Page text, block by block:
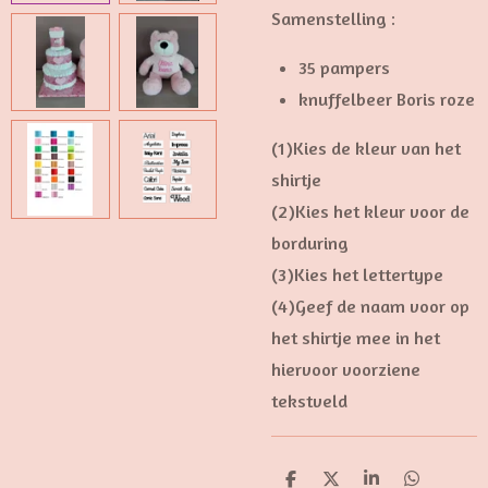
Samenstelling :
35 pampers
knuffelbeer Boris roze
(1)Kies de kleur van het
shirtje
(2)Kies het kleur voor de
borduring
(3)Kies het lettertype
(4)Geef de naam voor op
het shirtje mee in het
hiervoor voorziene
tekstveld